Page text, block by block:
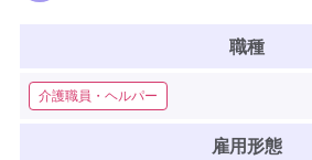
職種
介護職員・ヘルパー
雇用形態